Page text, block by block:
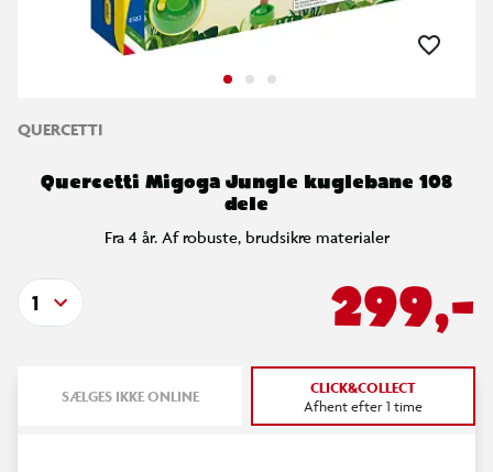
QUERCETTI
Quercetti Migoga Jungle kuglebane 108
dele
Fra 4 år. Af robuste, brudsikre materialer
299,-
1
SÆLGES IKKE ONLINE CLICK&COLLECT
Afhent efter 1 time